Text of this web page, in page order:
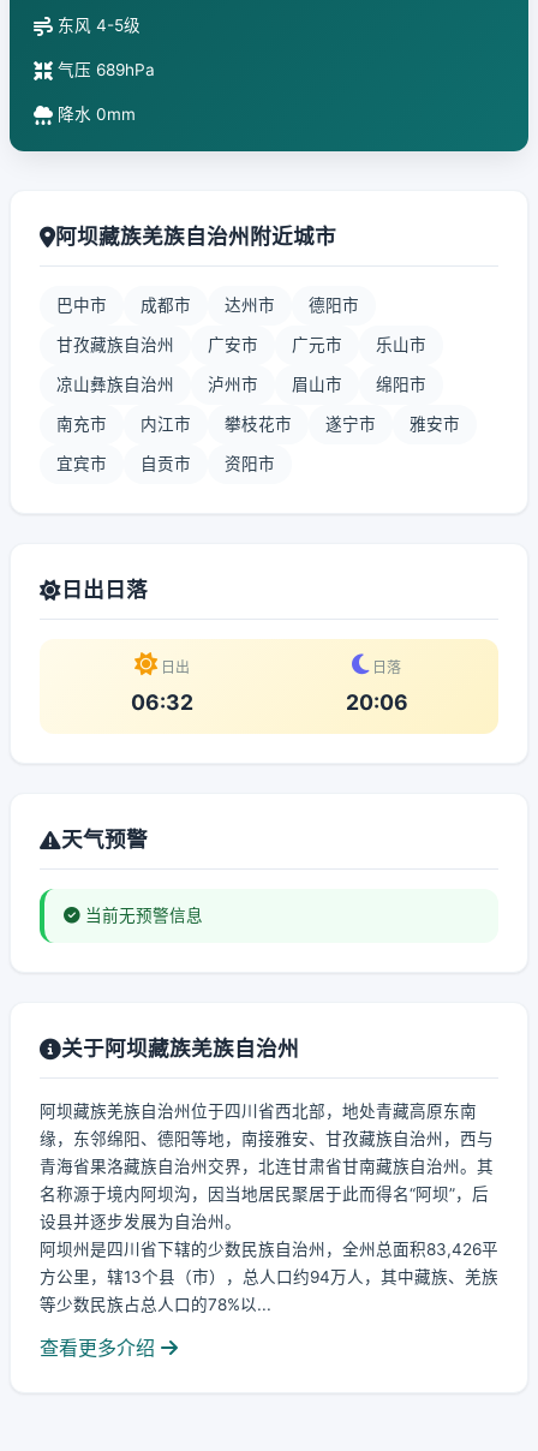
东风 4-5级
气压 689hPa
降水 0mm
阿坝藏族羌族自治州附近城市
巴中市 成都市 达州市 德阳市
甘孜藏族自治州 广安市 广元市 乐山市
凉山彝族自治州 泸州市 眉山市 绵阳市
南充市 内江市 攀枝花市 遂宁市 雅安市
宜宾市 自贡市 资阳市
日出日落
日出
06:32
日落
20:06
天气预警
当前无预警信息
关于阿坝藏族羌族自治州
阿坝藏族羌族自治州位于四川省西北部，地处青藏高原东南
缘，东邻绵阳、德阳等地，南接雅安、甘孜藏族自治州，西与
青海省果洛藏族自治州交界，北连甘肃省甘南藏族自治州。其
名称源于境内阿坝沟，因当地居民聚居于此而得名“阿坝”，后
设县并逐步发展为自治州。
阿坝州是四川省下辖的少数民族自治州，全州总面积83,426平
方公里，辖13个县（市），总人口约94万人，其中藏族、羌族
等少数民族占总人口的78%以...
查看更多介绍